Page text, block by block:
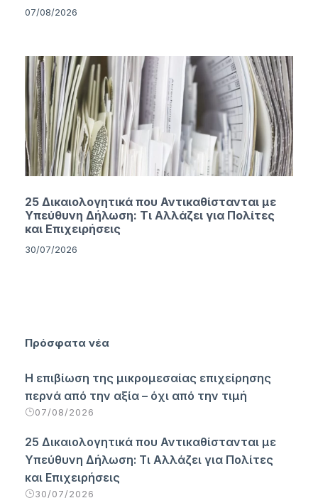
07/08/2026
25 Δικαιολογητικά που Αντικαθίστανται με
Υπεύθυνη Δήλωση: Τι Αλλάζει για Πολίτες
και Επιχειρήσεις
30/07/2026
Πρόσφατα νέα
Η επιβίωση της μικρομεσαίας επιχείρησης
περνά από την αξία – όχι από την τιμή
07/08/2026
25 Δικαιολογητικά που Αντικαθίστανται με
Υπεύθυνη Δήλωση: Τι Αλλάζει για Πολίτες
και Επιχειρήσεις
30/07/2026